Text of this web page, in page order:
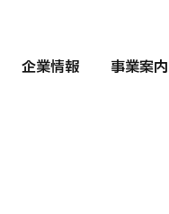
企業情報 事業案内